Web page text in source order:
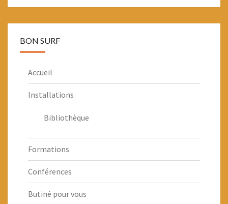
BON SURF
Accueil
Installations
Bibliothèque
Formations
Conférences
Butiné pour vous